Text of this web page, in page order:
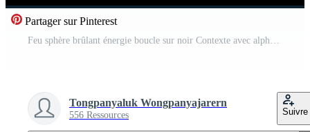
Partager sur Pinterest
Feu sphère brûlant énergie boucle sur noir Contexte avec alpha canal Vidéo Pro
Tongpanyaluk Wongpanyajarern
556 Ressources Suivre